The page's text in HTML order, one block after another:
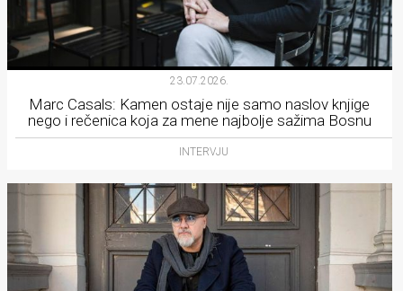
23.07.2026.
Marc Casals: Kamen ostaje nije samo naslov knjige
nego i rečenica koja za mene najbolje sažima Bosnu
INTERVJU